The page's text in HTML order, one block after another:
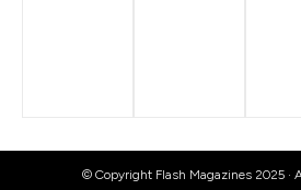
© Copyright Flash Magazines 2025 ·